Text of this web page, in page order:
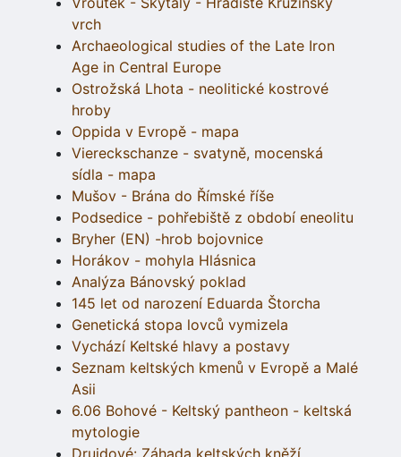
vrch
Archaeological studies of the Late Iron
Age in Central Europe
Ostrožská Lhota - neolitické kostrové
hroby
Oppida v Evropě - mapa
Viereckschanze - svatyně, mocenská
sídla - mapa
Mušov - Brána do Římské říše
Podsedice - pohřebiště z období eneolitu
Bryher (EN) -hrob bojovnice
Horákov - mohyla Hlásnica
Analýza Bánovský poklad
145 let od narození Eduarda Štorcha
Genetická stopa lovců vymizela
Vychází Keltské hlavy a postavy
Seznam keltských kmenů v Evropě a Malé
Asii
6.06 Bohové - Keltský pantheon - keltská
mytologie